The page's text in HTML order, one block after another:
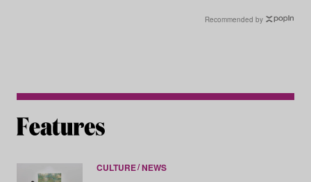
Recommended by
CULTURE NEWS